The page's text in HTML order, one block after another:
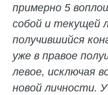
примерно 5
собой и текущей
получившийся
уже в правое
левое, исключая
новой личности.